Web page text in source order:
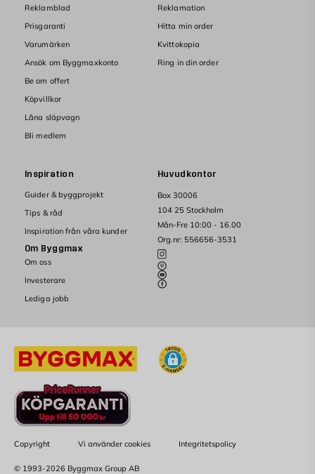
Huvudkontor
Box 30006
104 25 Stockholm
Mån-Fre 10:00 - 16.00
Org.nr: 556656-3531
Reklamblad
Prisgaranti
Varumärken
Ansök om Byggmaxkonto
Be om offert
Köpvillkor
Låna släpvagn
Bli medlem
Reklamation
Hitta min order
Kvittokopia
Ring in din order
Inspiration
Guider & byggprojekt
Tips & råd
Inspiration från våra kunder
Om Byggmax
Om oss
Investerare
Lediga jobb
Copyright Vi använder cookies Integritetspolicy
© 1993-2026 Byggmax Group AB